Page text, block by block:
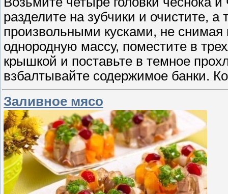
разделите на зубчики и очистите,
произвольными кусками, не
однородную массу, поместите в
крышкой и поставьте в темное
взбалтывайте содержимое банки.
Заливное мясо